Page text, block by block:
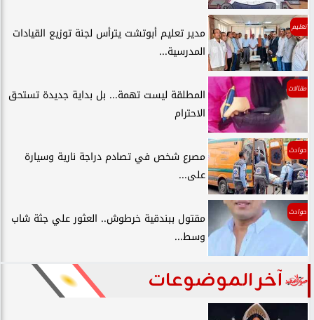
تعليم
مدير تعليم أبوتشت يترأس لجنة توزيع القيادات
المدرسية...
مقالات
المطلقة ليست تهمة... بل بداية جديدة تستحق
الاحترام
حوادث
مصرع شخص في تصادم دراجة نارية وسيارة
على...
حوادث
مقتول ببندقية خرطوش.. العثور علي جثة شاب
وسط...
آخر الموضوعات